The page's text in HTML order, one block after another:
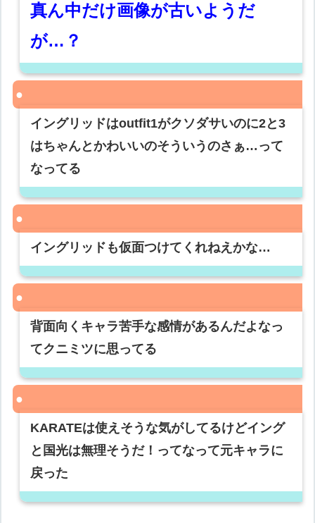
真ん中だけ画像が古いようだ
が…？
イングリッドはoutfit1がクソダサいのに2と3
はちゃんとかわいいのそういうのさぁ…って
なってる
イングリッドも仮面つけてくれねえかな…
背面向くキャラ苦手な感情があるんだよなっ
てクニミツに思ってる
KARATEは使えそうな気がしてるけどイング
と国光は無理そうだ！ってなって元キャラに
戻った